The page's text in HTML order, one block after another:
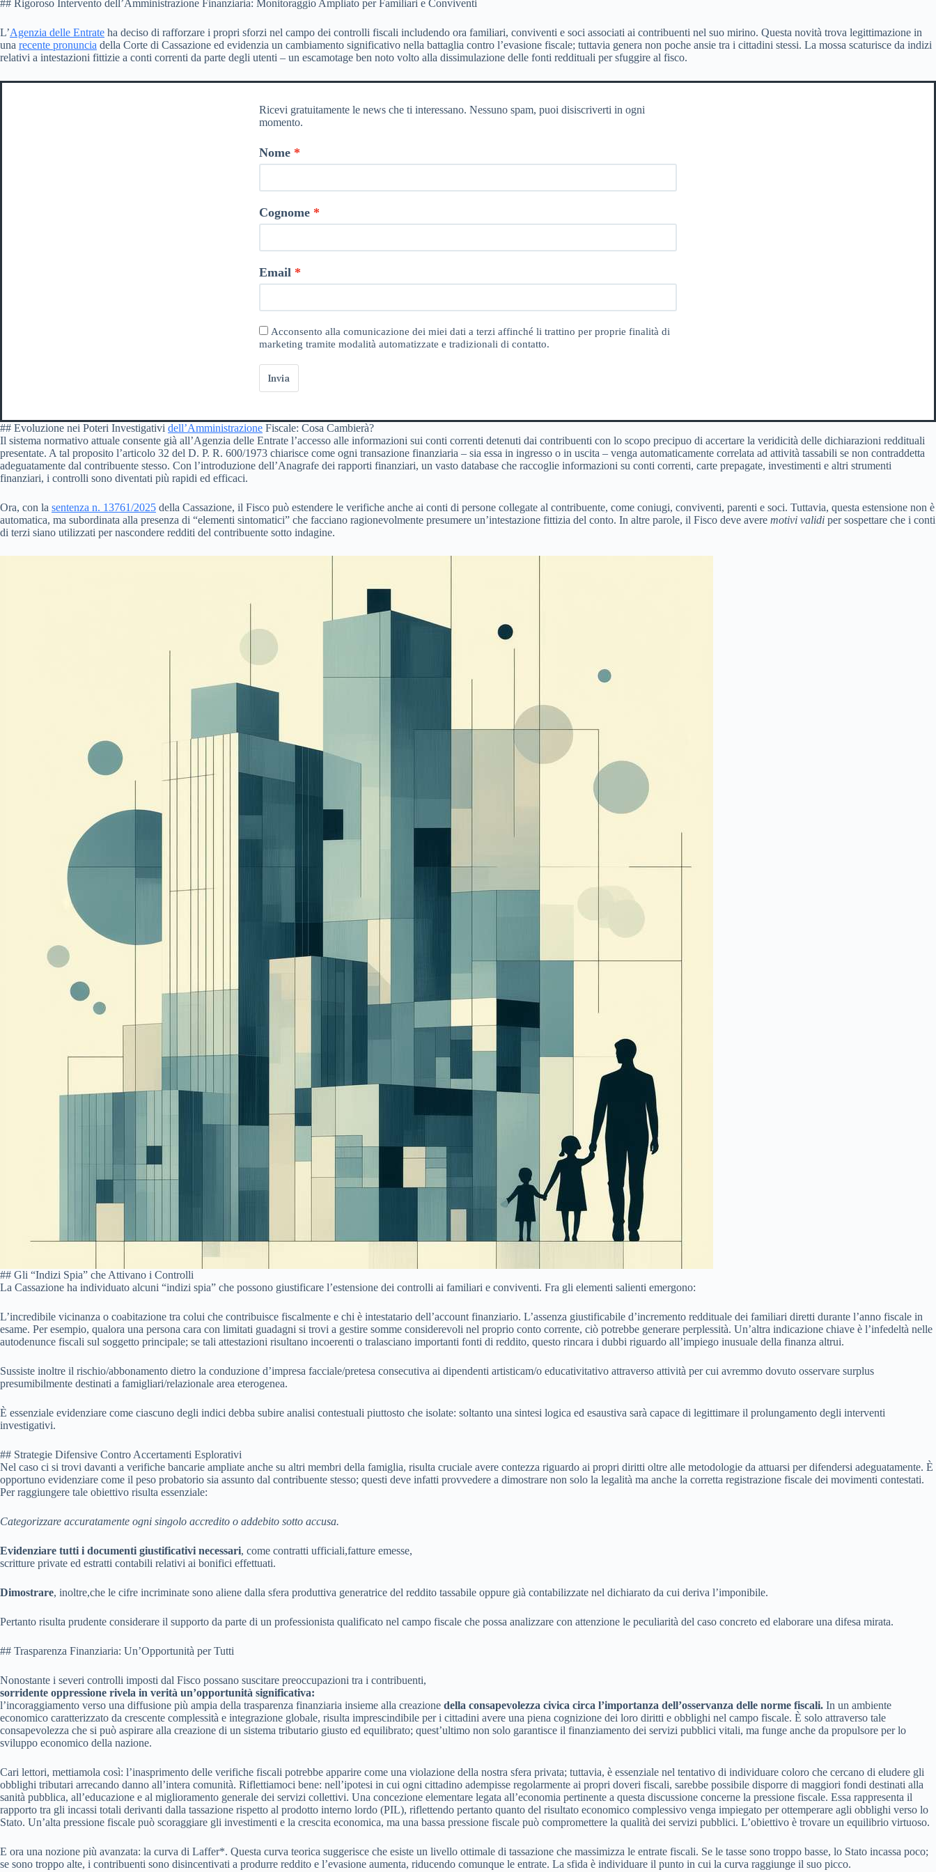
## Rigoroso Intervento dell’Amministrazione Finanziaria: Monitoraggio Ampliato per Familiari e Conviventi
L’Agenzia delle Entrate ha deciso di rafforzare i propri sforzi nel campo dei controlli fiscali includendo ora familiari, conviventi e soci associati ai contribuenti nel suo mirino. Questa novità trova legittimazione in
una recente pronuncia della Corte di Cassazione ed evidenzia un cambiamento significativo nella battaglia contro l’evasione fiscale; tuttavia genera non poche ansie tra i cittadini stessi. La mossa scaturisce da indizi
relativi a intestazioni fittizie a conti correnti da parte degli utenti – un escamotage ben noto volto alla dissimulazione delle fonti reddituali per sfuggire al fisco.
Ricevi gratuitamente le news che ti interessano. Nessuno spam, puoi disiscriverti in ogni
momento.
Nome
Cognome
Email
Acconsento alla comunicazione dei miei dati a terzi affinché li trattino per proprie finalità di
marketing tramite modalità automatizzate e tradizionali di contatto.
Invia
## Evoluzione nei Poteri Investigativi dell’Amministrazione Fiscale: Cosa Cambierà?
Il sistema normativo attuale consente già all’Agenzia delle Entrate l’accesso alle informazioni sui conti correnti detenuti dai contribuenti con lo scopo precipuo di accertare la veridicità delle dichiarazioni reddituali
presentate. A tal proposito l’articolo 32 del D. P. R. 600/1973 chiarisce come ogni transazione finanziaria – sia essa in ingresso o in uscita – venga automaticamente correlata ad attività tassabili se non contraddetta
adeguatamente dal contribuente stesso. Con l’introduzione dell’Anagrafe dei rapporti finanziari, un vasto database che raccoglie informazioni su conti correnti, carte prepagate, investimenti e altri strumenti
finanziari, i controlli sono diventati più rapidi ed efficaci.
Ora, con la sentenza n. 13761/2025 della Cassazione, il Fisco può estendere le verifiche anche ai conti di persone collegate al contribuente, come coniugi, conviventi, parenti e soci. Tuttavia, questa estensione non è
automatica, ma subordinata alla presenza di “elementi sintomatici” che facciano ragionevolmente presumere un’intestazione fittizia del conto. In altre parole, il Fisco deve avere motivi validi per sospettare che i conti
di terzi siano utilizzati per nascondere redditi del contribuente sotto indagine.
## Gli “Indizi Spia” che Attivano i Controlli
La Cassazione ha individuato alcuni “indizi spia” che possono giustificare l’estensione dei controlli ai familiari e conviventi. Fra gli elementi salienti emergono:
L’incredibile vicinanza o coabitazione tra colui che contribuisce fiscalmente e chi è intestatario dell’account finanziario. L’assenza giustificabile d’incremento reddituale dei familiari diretti durante l’anno fiscale in
esame. Per esempio, qualora una persona cara con limitati guadagni si trovi a gestire somme considerevoli nel proprio conto corrente, ciò potrebbe generare perplessità. Un’altra indicazione chiave è l’infedeltà nelle
autodenunce fiscali sul soggetto principale; se tali attestazioni risultano incoerenti o tralasciano importanti fonti di reddito, questo rincara i dubbi riguardo all’impiego inusuale della finanza altrui.
Sussiste inoltre il rischio/abbonamento dietro la conduzione d’impresa facciale/pretesa consecutiva ai dipendenti artisticam/o educativitativo attraverso attività per cui avremmo dovuto osservare surplus
presumibilmente destinati a famigliari/relazionale area eterogenea.
È essenziale evidenziare come ciascuno degli indici debba subire analisi contestuali piuttosto che isolate: soltanto una sintesi logica ed esaustiva sarà capace di legittimare il prolungamento degli interventi
investigativi.
## Strategie Difensive Contro Accertamenti Esplorativi
Nel caso ci si trovi davanti a verifiche bancarie ampliate anche su altri membri della famiglia, risulta cruciale avere contezza riguardo ai propri diritti oltre alle metodologie da attuarsi per difendersi adeguatamente. È
opportuno evidenziare come il peso probatorio sia assunto dal contribuente stesso; questi deve infatti provvedere a dimostrare non solo la legalità ma anche la corretta registrazione fiscale dei movimenti contestati.
Per raggiungere tale obiettivo risulta essenziale:
Categorizzare accuratamente ogni singolo accredito o addebito sotto accusa.
Evidenziare tutti i documenti giustificativi necessari, come contratti ufficiali,fatture emesse,
scritture private ed estratti contabili relativi ai bonifici effettuati.
Dimostrare, inoltre,che le cifre incriminate sono aliene dalla sfera produttiva generatrice del reddito tassabile oppure già contabilizzate nel dichiarato da cui deriva l’imponibile.
Pertanto risulta prudente considerare il supporto da parte di un professionista qualificato nel campo fiscale che possa analizzare con attenzione le peculiarità del caso concreto ed elaborare una difesa mirata.
## Trasparenza Finanziaria: Un’Opportunità per Tutti
Nonostante i severi controlli imposti dal Fisco possano suscitare preoccupazioni tra i contribuenti,
sorridente oppressione rivela in verità un’opportunità significativa:
l’incoraggiamento verso una diffusione più ampia della trasparenza finanziaria insieme alla creazione della consapevolezza civica circa l’importanza dell’osservanza delle norme fiscali. In un ambiente
economico caratterizzato da crescente complessità e integrazione globale, risulta imprescindibile per i cittadini avere una piena cognizione dei loro diritti e obblighi nel campo fiscale. È solo attraverso tale
consapevolezza che si può aspirare alla creazione di un sistema tributario giusto ed equilibrato; quest’ultimo non solo garantisce il finanziamento dei servizi pubblici vitali, ma funge anche da propulsore per lo
sviluppo economico della nazione.
Cari lettori, mettiamola così: l’inasprimento delle verifiche fiscali potrebbe apparire come una violazione della nostra sfera privata; tuttavia, è essenziale nel tentativo di individuare coloro che cercano di eludere gli
obblighi tributari arrecando danno all’intera comunità. Riflettiamoci bene: nell’ipotesi in cui ogni cittadino adempisse regolarmente ai propri doveri fiscali, sarebbe possibile disporre di maggiori fondi destinati alla
sanità pubblica, all’educazione e al miglioramento generale dei servizi collettivi. Una concezione elementare legata all’economia pertinente a questa discussione concerne la pressione fiscale. Essa rappresenta il
rapporto tra gli incassi totali derivanti dalla tassazione rispetto al prodotto interno lordo (PIL), riflettendo pertanto quanto del risultato economico complessivo venga impiegato per ottemperare agli obblighi verso lo
Stato. Un’alta pressione fiscale può scoraggiare gli investimenti e la crescita economica, ma una bassa pressione fiscale può compromettere la qualità dei servizi pubblici. L’obiettivo è trovare un equilibrio virtuoso.
E ora una nozione più avanzata: la curva di Laffer*. Questa curva teorica suggerisce che esiste un livello ottimale di tassazione che massimizza le entrate fiscali. Se le tasse sono troppo basse, lo Stato incassa poco;
se sono troppo alte, i contribuenti sono disincentivati a produrre reddito e l’evasione aumenta, riducendo comunque le entrate. La sfida è individuare il punto in cui la curva raggiunge il suo picco.